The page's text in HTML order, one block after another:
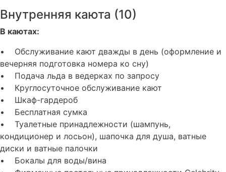
Внутренняя каюта (10)
В каютах:
• Обслуживание кают дважды в день (оформление и
вечерняя подготовка номера ко сну)
• Подача льда в ведерках по запросу
• Круглосуточное обслуживание кают
• Шкаф-гардероб
• Бесплатная сумка
• Туалетные принадлежности (шампунь,
кондиционер и лосьон), шапочка для душа, ватные
диски и ватные палочки
• Бокалы для воды/вина